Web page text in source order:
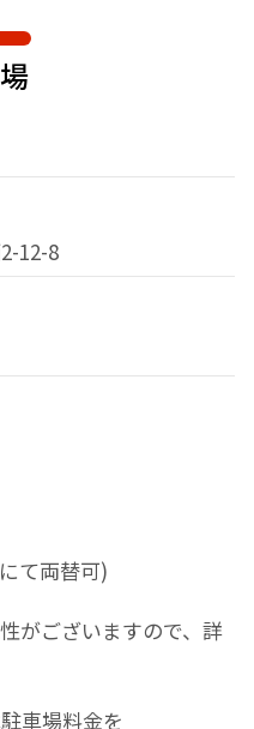
12-8
て両替可)
がございますので、詳
車場料金を